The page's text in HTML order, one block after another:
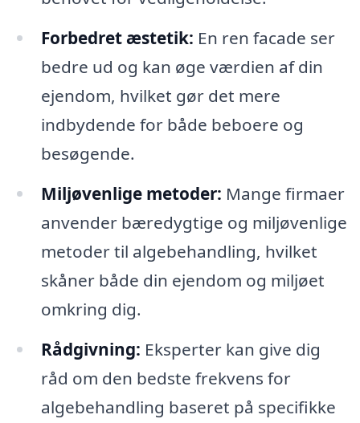
Forbedret æstetik: En ren facade ser
bedre ud og kan øge værdien af din
ejendom, hvilket gør det mere
indbydende for både beboere og
besøgende.
Miljøvenlige metoder: Mange firmaer
anvender bæredygtige og miljøvenlige
metoder til algebehandling, hvilket
skåner både din ejendom og miljøet
omkring dig.
Rådgivning: Eksperter kan give dig
råd om den bedste frekvens for
algebehandling baseret på specifikke